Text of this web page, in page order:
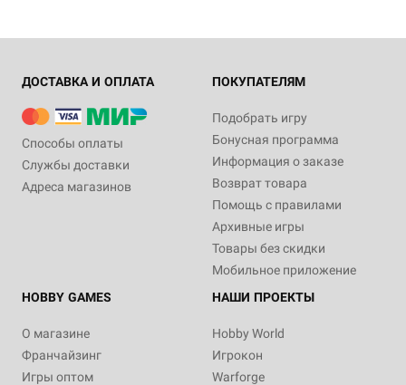
ДОСТАВКА И ОПЛАТА
Способы оплаты
Службы доставки
Адреса магазинов
ПОКУПАТЕЛЯМ
Подобрать игру
Бонусная программа
Информация о заказе
Возврат товара
Помощь с правилами
Архивные игры
Товары без скидки
Мобильное приложение
HOBBY GAMES
О магазине
Франчайзинг
Игры оптом
НАШИ ПРОЕКТЫ
Hobby World
Игрокон
Warforge